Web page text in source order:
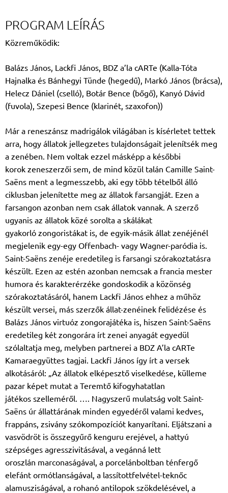
PROGRAM LEÍRÁS
Közreműködik:
Balázs János, Lackfi János, BDZ a’la cARTe (Kalla-Tóta
Hajnalka és Bánhegyi Tünde (hegedű), Markó János (brácsa),
Helecz Dániel (cselló), Botár Bence (bőgő), Kanyó Dávid
(fuvola), Szepesi Bence (klarinét, szaxofon))
Már a reneszánsz madrigálok világában is kísérletet tettek
arra, hogy állatok jellegzetes tulajdonságait jelenítsék meg
a zenében. Nem voltak ezzel másképp a későbbi
korok zeneszerzői sem, de mind közül talán Camille Saint-
Saëns ment a legmesszebb, aki egy több tételből álló
ciklusban jelenítette meg az állatok farsangját. Ezen a
farsangon azonban nem csak állatok vannak. A szerző
ugyanis az állatok közé sorolta a skálákat
gyakorló zongoristákat is, de egyik-másik állat zenéjénél
megjelenik egy-egy Offenbach- vagy Wagner-paródia is.
Saint-Saëns zenéje eredetileg is farsangi szórakoztatásra
készült. Ezen az estén azonban nemcsak a francia mester
humora és karakterérzéke gondoskodik a közönség
szórakoztatásáról, hanem Lackfi János ehhez a műhöz
készült versei, más szerzők állat-zenéinek felidézése és
Balázs János virtuóz zongorajátéka is, hiszen Saint-Saëns
eredetileg két zongorára írt zenei anyagát egyedül
szólaltatja meg, melyben partnerei a BDZ A’la cARTe
Kamaraegyüttes tagjai. Lackfi János így írt a versek
alkotásáról: „Az állatok elképesztő viselkedése, külleme
pazar képet mutat a Teremtő kifogyhatatlan
játékos szelleméről. …. Nagyszerű mulatság volt Saint-
Saëns úr állattárának minden egyedéről valami kedves,
frappáns, zsivány szókompozíciót kanyarítani. Eljátszani a
vasvödröt is összegyűrő kenguru erejével, a hattyú
szépséges agresszivitásával, a vegánná lett
oroszlán marconaságával, a porcelánboltban ténfergő
elefánt ormótlanságával, a lassítottfelvétel-teknőc
alamusziságával, a rohanó antilopok szökdelésével, a